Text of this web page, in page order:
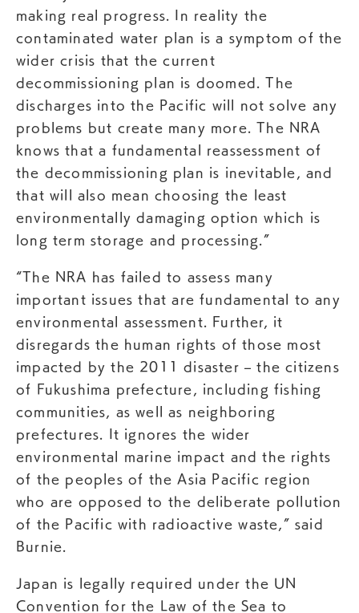
making real progress. In reality the
contaminated water plan is a symptom of the
wider crisis that the current
decommissioning plan is doomed. The
discharges into the Pacific will not solve any
problems but create many more. The NRA
knows that a fundamental reassessment of
the decommissioning plan is inevitable, and
that will also mean choosing the least
environmentally damaging option which is
long term storage and processing.”
“The NRA has failed to assess many
important issues that are fundamental to any
environmental assessment. Further, it
disregards the human rights of those most
impacted by the 2011 disaster – the citizens
of Fukushima prefecture, including fishing
communities, as well as neighboring
prefectures. It ignores the wider
environmental marine impact and the rights
of the peoples of the Asia Pacific region
who are opposed to the deliberate pollution
of the Pacific with radioactive waste,” said
Burnie.
Japan is legally required under the UN
Convention for the Law of the Sea to